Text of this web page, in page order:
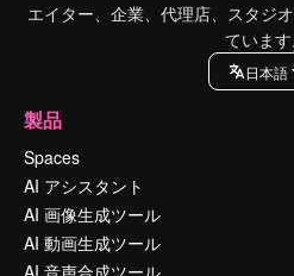
エイター、企業、代理店、スタジ
ています
日本語
製品
Spaces
AI アシスタント
AI 画像生成ツール
AI 動画生成ツール
AI 音声合成ツール